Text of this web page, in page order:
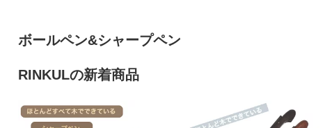
ボールペン&シャープペン
RINKULの新着商品